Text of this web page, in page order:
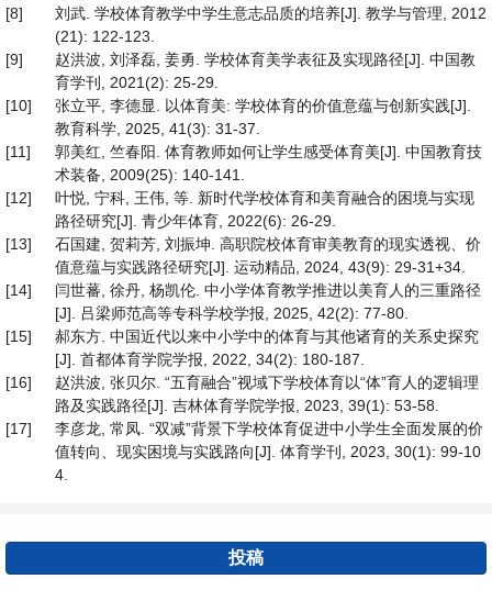
[8]
刘武. 学校体育教学中学生意志品质的培养[J]. 教学与管理, 2012
(21): 122-123.
[9]
赵洪波, 刘泽磊, 姜勇. 学校体育美学表征及实现路径[J]. 中国教
育学刊, 2021(2): 25-29.
[10]
张立平, 李德显. 以体育美: 学校体育的价值意蕴与创新实践[J].
教育科学, 2025, 41(3): 31-37.
[11]
郭美红, 竺春阳. 体育教师如何让学生感受体育美[J]. 中国教育技
术装备, 2009(25): 140-141.
[12]
叶悦, 宁科, 王伟, 等. 新时代学校体育和美育融合的困境与实现
路径研究[J]. 青少年体育, 2022(6): 26-29.
[13]
石国建, 贺莉芳, 刘振坤. 高职院校体育审美教育的现实透视、价
值意蕴与实践路径研究[J]. 运动精品, 2024, 43(9): 29-31+34.
[14]
闫世蕃, 徐丹, 杨凯伦. 中小学体育教学推进以美育人的三重路径
[J]. 吕梁师范高等专科学校学报, 2025, 42(2): 77-80.
[15]
郝东方. 中国近代以来中小学中的体育与其他诸育的关系史探究
[J]. 首都体育学院学报, 2022, 34(2): 180-187.
[16]
赵洪波, 张贝尔. “五育融合”视域下学校体育以“体”育人的逻辑理
路及实践路径[J]. 吉林体育学院学报, 2023, 39(1): 53-58.
[17]
李彦龙, 常凤. “双减”背景下学校体育促进中小学生全面发展的价
值转向、现实困境与实践路向[J]. 体育学刊, 2023, 30(1): 99-10
4.
投稿